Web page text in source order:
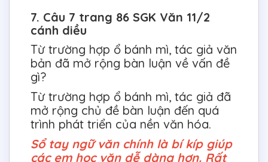
7. Câu 7 trang 86 SGK Văn 11/2
cánh diều
Từ trường hợp ổ bánh mì, tác giả văn
bản đã mở rộng bàn luận về vấn đề
gì?
Từ trường hợp ổ bánh mì, tác giả đã
mở rộng chủ đề bàn luận đến quá
trình phát triển của nền văn hóa.
Sổ tay ngữ văn chính là bí kíp giúp
các em học văn dễ dàng hơn. Rất